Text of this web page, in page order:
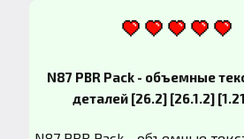
N87 PBR Pack - объемные
деталей [26.2] [26.1.2]